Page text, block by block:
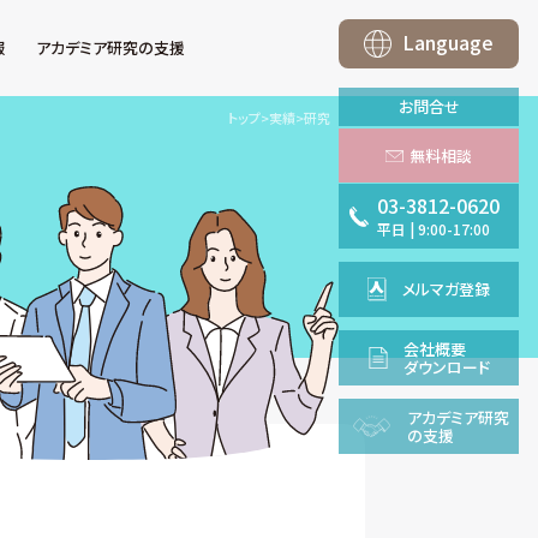
アカデミア研究の支援
トップ>実績>研究
Language
お問合せ
無料相談
03-3812-0620
平日 |9:00-17:00
メルマガ登録
会社概要
ダウンロード
アカデミア研究
の支援